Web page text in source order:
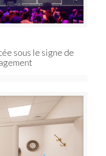
sous le signe de